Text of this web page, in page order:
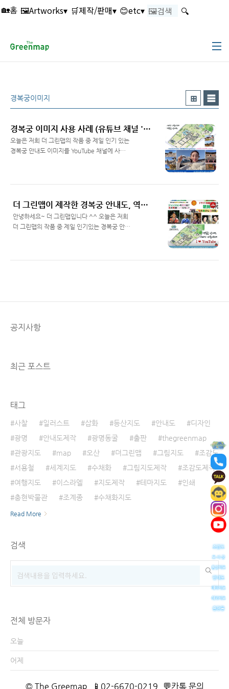
🏡홈 🖼️Artworks▾ 🛒제작/판매▾ 😊etc▾ 🔍
© The Greemap 📱02-6670-0219 💬카톡 문의
경복궁이미지
경복궁 이미지 사용 사례 (유튜브 채널 '경다별 Shining History' )
오늘은 저희 더 그린맵의 작품 중 제일 인기 있는
경복궁 안내도 이미지를 YouTube 채널에 사용
https://www.youtube.com/@K_dabyul 경
다별 Shining History 한국 곳곳, 그리고 빛나는
한국 문화재를 여행합니다🤍 I travel all over
더 그린맵이 제작한 경복궁 안내도, 역사 교육 유튜브 이미지 사용 사례입니다.
안녕하세요~ 더 그린맵입니다 ^^ ​오늘은 저희
더 그린맵의 작품 중 제일 인기있는 경복궁 안내
습니다. ​ 그래서 상업적인 용도가 아니라 교육용
메일 안녕하세요. ..
공지사항
최근 포스트
태그
사찰 일러스트 삽화 등산지도 안내도
디자인
광명
안내도제작 광명동굴 출판
thegreenmap
관광지도
map 오산 더그린맵 그림지도
조감도
서용철
세계지도 수채화 그림지도제작
조감도제작
여행지도
이스라엘 지도제작 테마지도
인쇄
충현박물관
조계종 수채화지도
Read More
검색
전체 방문자
오늘
어제